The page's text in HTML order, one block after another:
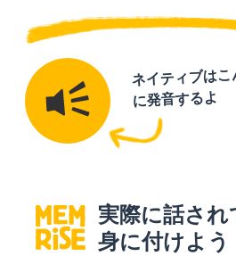
ネイティブは
に発音するよ
実際に話さ
身に付けよう